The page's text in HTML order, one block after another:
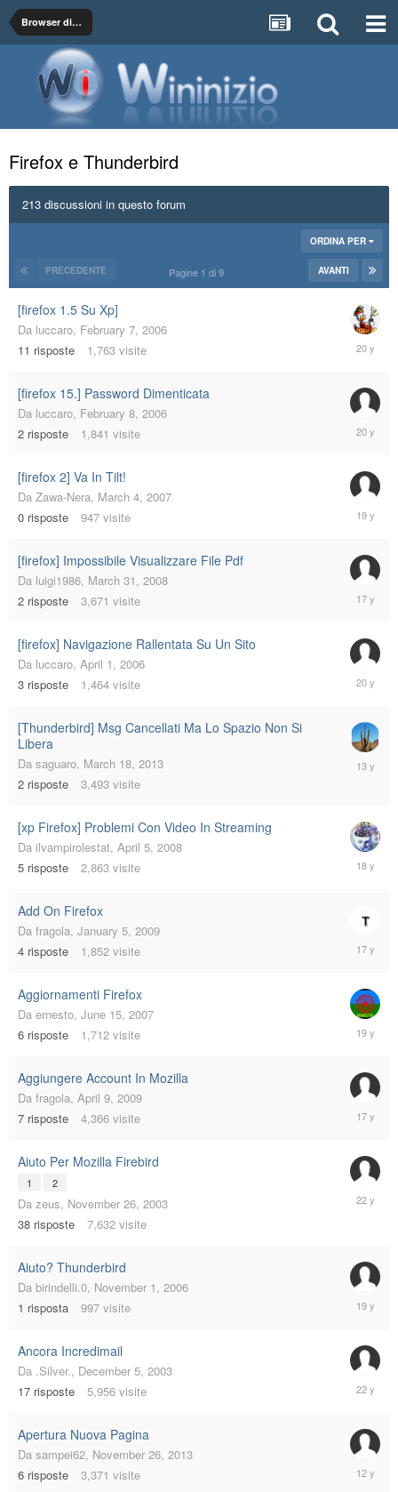
Browser di Navigazione, Client di Posta e Software per il Networking
Firefox e Thunderbird
213 discussioni in questo forum
ORDINA PER
PRECEDENTE AVANTI
Pagine 1 di 9
[firefox 1.5 Su Xp]
Da luccaro, February 7, 2006
11 risposte 1,763 visite
February
7,
[firefox 15.] Password Dimenticata
Da luccaro, February 8, 2006
2 risposte 1,841 visite
February
8,
[firefox 2] Va In Tilt!
Da Zawa-Nera, March 4, 2007
0 risposte 947 visite
March
4,
[firefox] Impossibile Visualizzare File Pdf
Da luigi1986, March 31, 2008
2 risposte 3,671 visite
October
12,
[firefox] Navigazione Rallentata Su Un Sito
Da luccaro, April 1, 2006
3 risposte 1,464 visite
April
3,
[Thunderbird] Msg Cancellati Ma Lo Spazio Non Si
Libera
Da saguaro, March 18, 2013
2 risposte 3,493 visite
March
19,
[xp Firefox] Problemi Con Video In Streaming
Da ilvampirolestat, April 5, 2008
5 risposte 2,863 visite
April
5,
Add On Firefox
Da fragola, January 5, 2009
4 risposte 1,852 visite
January
6,
Aggiornamenti Firefox
Da ernesto, June 15, 2007
6 risposte 1,712 visite
June
16,
Aggiungere Account In Mozilla
Da fragola, April 9, 2009
7 risposte 4,366 visite
April
14,
Aiuto Per Mozilla Firebird
1 2
Da zeus, November 26, 2003
38 risposte 7,632 visite
1,
Aiuto? Thunderbird
Da birindelli.0, November 1, 2006
1 risposta 997 visite
1,
Ancora Incredimail
Da .Silver., December 5, 2003
17 risposte 5,956 visite
14,
Apertura Nuova Pagina
Da sampei62, November 26, 2013
6 risposte 3,371 visite
27,